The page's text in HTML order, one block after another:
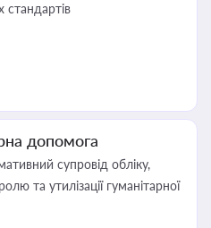
стандартів
допомога
супровід обліку,
та утилізації гуманітарної